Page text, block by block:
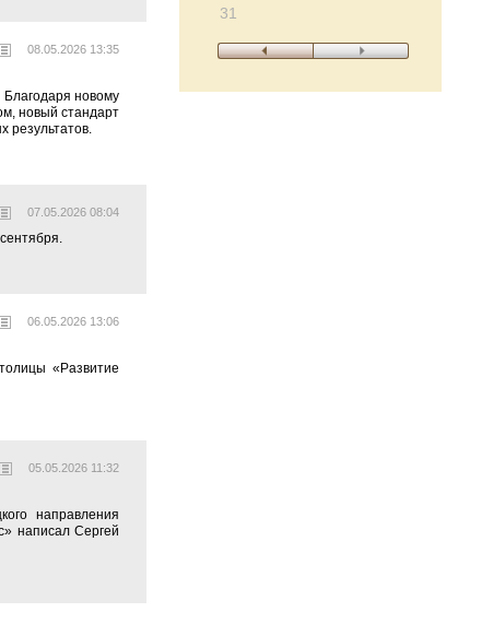
31
08.05.2026 13:35
Благодаря новому
новый стандарт
результатов.
07.05.2026 08:04
06.05.2026 13:06
«Развитие
05.05.2026 11:32
направления
написал Сергей